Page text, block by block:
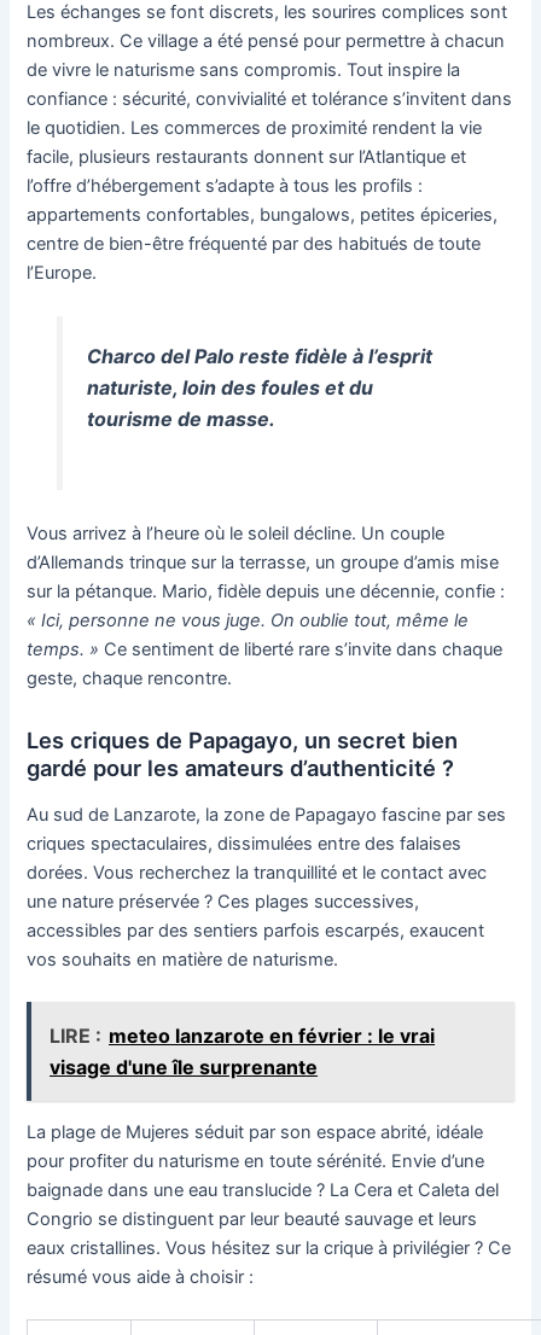
Les échanges se font discrets, les sourires complices sont
nombreux. Ce village a été pensé pour permettre à chacun
de vivre le naturisme sans compromis. Tout inspire la
confiance : sécurité, convivialité et tolérance s’invitent dans
le quotidien. Les commerces de proximité rendent la vie
facile, plusieurs restaurants donnent sur l’Atlantique et
l’offre d’hébergement s’adapte à tous les profils :
appartements confortables, bungalows, petites épiceries,
centre de bien-être fréquenté par des habitués de toute
l’Europe.
Charco del Palo reste fidèle à l’esprit
naturiste, loin des foules et du
tourisme de masse.
Vous arrivez à l’heure où le soleil décline. Un couple
d’Allemands trinque sur la terrasse, un groupe d’amis mise
sur la pétanque. Mario, fidèle depuis une décennie, confie :
« Ici, personne ne vous juge. On oublie tout, même le
temps. » Ce sentiment de liberté rare s’invite dans chaque
geste, chaque rencontre.
Les criques de Papagayo, un secret bien
gardé pour les amateurs d’authenticité ?
Au sud de Lanzarote, la zone de Papagayo fascine par ses
criques spectaculaires, dissimulées entre des falaises
dorées. Vous recherchez la tranquillité et le contact avec
une nature préservée ? Ces plages successives,
accessibles par des sentiers parfois escarpés, exaucent
vos souhaits en matière de naturisme.
LIRE : meteo lanzarote en février : le vrai
visage d'une île surprenante
La plage de Mujeres séduit par son espace abrité, idéale
pour profiter du naturisme en toute sérénité. Envie d’une
baignade dans une eau translucide ? La Cera et Caleta del
Congrio se distinguent par leur beauté sauvage et leurs
eaux cristallines. Vous hésitez sur la crique à privilégier ? Ce
résumé vous aide à choisir :